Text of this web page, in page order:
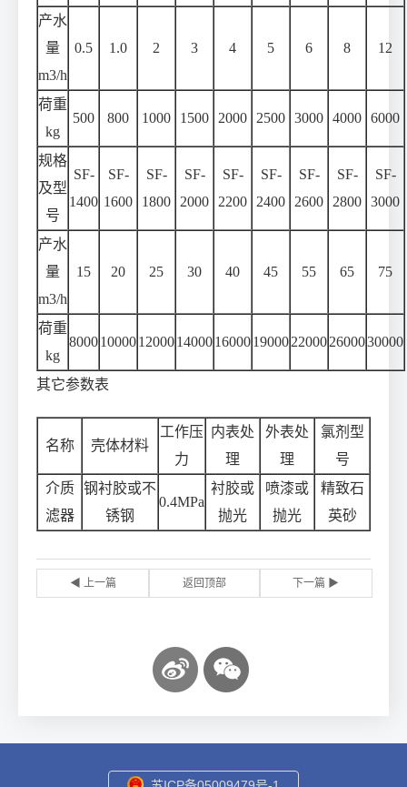
产水
量
m3/h
0.5 1.0 2 3 4 5 6 8 12
荷重
kg
500 800 1000 1500 2000 2500 3000 4000 6000
规格
及型
号
SF-
1400
SF-
1600
SF-
1800
SF-
2000
SF-
2200
SF-
2400
SF-
2600
SF-
2800
SF-
3000
产水
量
m3/h
15 20 25 30 40 45 55 65 75
荷重
kg
80001000012000140001600019000220002600030000
其它参数表
名称 壳体材料
工作压
力
内表处
理
外表处
理
氯剂型
号
介质
滤器
钢衬胶或不
锈钢
0.4MPa
衬胶或
抛光
喷漆或
抛光
精致石
英砂
◀ 上一篇 返回顶部 下一篇 ▶